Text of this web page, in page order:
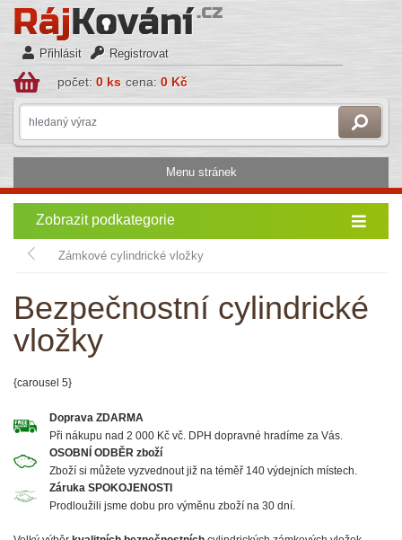
Přihlásit Registrovat
počet: 0 ks cena: 0 Kč
Menu stránek
Zobrazit podkategorie
Zámkové cylindrické vložky
Bezpečnostní cylindrické
vložky
{carousel 5}
Doprava ZDARMA
Při nákupu nad 2 000 Kč vč. DPH dopravné hradíme za Vás.
OSOBNÍ ODBĚR zboží
Zboží si můžete vyzvednout již na téměř 140 výdejních místech.
Záruka SPOKOJENOSTI
Prodloužili jsme dobu pro výměnu zboží na 30 dní.